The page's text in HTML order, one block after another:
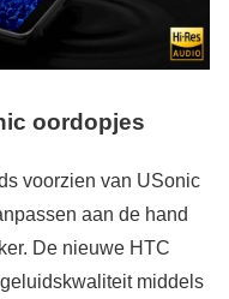
oordopjes
voorzien van USonic
aan de hand
De nieuwe HTC
middels